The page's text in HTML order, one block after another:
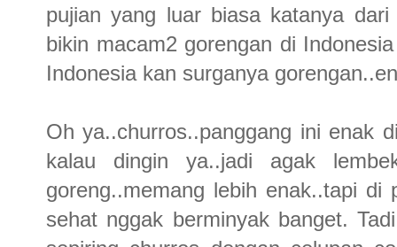
pujian yang luar biasa katanya
bikin macam2 gorengan di
Indonesia kan surganya
Oh ya..churros..panggang ini enak
kalau dingin ya..jadi agak
goreng..memang lebih enak..tapi
sehat nggak berminyak banget.